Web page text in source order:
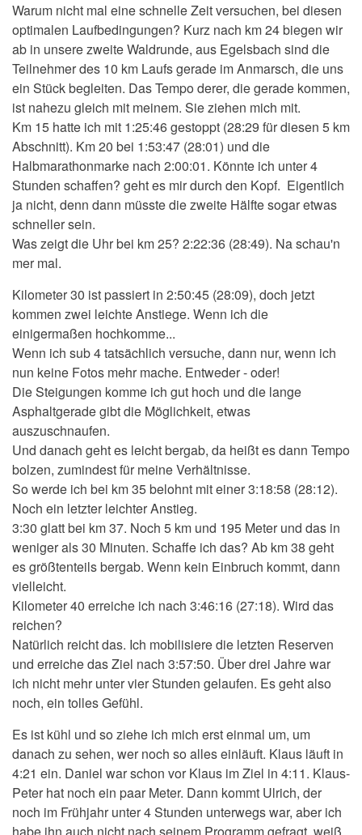
Warum nicht mal eine schnelle Zeit versuchen, bei diesen
optimalen Laufbedingungen? Kurz nach km 24 biegen wir
ab in unsere zweite Waldrunde, aus Egelsbach sind die
Teilnehmer des 10 km Laufs gerade im Anmarsch, die uns
ein Stück begleiten. Das Tempo derer, die gerade kommen,
ist nahezu gleich mit meinem. Sie ziehen mich mit.
Km 15 hatte ich mit 1:25:46 gestoppt (28:29 für diesen 5 km
Abschnitt). Km 20 bei 1:53:47 (28:01) und die
Halbmarathonmarke nach 2:00:01. Könnte ich unter 4
Stunden schaffen? geht es mir durch den Kopf. Eigentlich
ja nicht, denn dann müsste die zweite Hälfte sogar etwas
schneller sein.
Was zeigt die Uhr bei km 25? 2:22:36 (28:49). Na schau'n
mer mal.
Kilometer 30 ist passiert in 2:50:45 (28:09), doch jetzt
kommen zwei leichte Anstiege. Wenn ich die
einigermaßen hochkomme...
Wenn ich sub 4 tatsächlich versuche, dann nur, wenn ich
nun keine Fotos mehr mache. Entweder - oder!
Die Steigungen komme ich gut hoch und die lange
Asphaltgerade gibt die Möglichkeit, etwas
auszuschnaufen.
Und danach geht es leicht bergab, da heißt es dann Tempo
bolzen, zumindest für meine Verhältnisse.
So werde ich bei km 35 belohnt mit einer 3:18:58 (28:12).
Noch ein letzter leichter Anstieg.
3:30 glatt bei km 37. Noch 5 km und 195 Meter und das in
weniger als 30 Minuten. Schaffe ich das? Ab km 38 geht
es größtenteils bergab. Wenn kein Einbruch kommt, dann
vielleicht.
Kilometer 40 erreiche ich nach 3:46:16 (27:18). Wird das
reichen?
Natürlich reicht das. Ich mobilisiere die letzten Reserven
und erreiche das Ziel nach 3:57:50. Über drei Jahre war
ich nicht mehr unter vier Stunden gelaufen. Es geht also
noch, ein tolles Gefühl.
Es ist kühl und so ziehe ich mich erst einmal um, um
danach zu sehen, wer noch so alles einläuft. Klaus läuft in
4:21 ein. Daniel war schon vor Klaus im Ziel in 4:11. Klaus-
Peter hat noch ein paar Meter. Dann kommt Ulrich, der
noch im Frühjahr unter 4 Stunden unterwegs war, aber ich